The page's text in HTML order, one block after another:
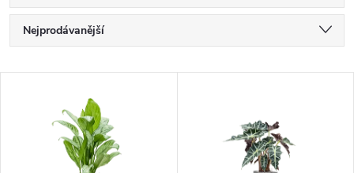
Ř
a
Nejprodávanější
Abecedně